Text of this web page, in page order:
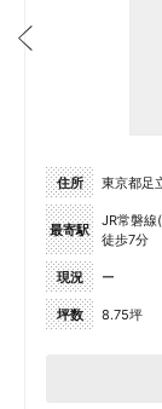
住所
東京都足
最寄駅
JR常磐線
徒歩7分
現況 ー
坪数 8.75坪